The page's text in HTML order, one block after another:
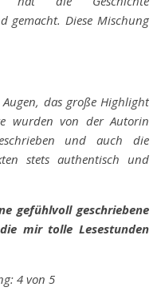
gemacht. Diese Mischung
das große Highlight
wurden von der Autorin
und auch die
stets authentisch und
gefühlvoll geschriebene
mir tolle Lesestunden
4 von 5